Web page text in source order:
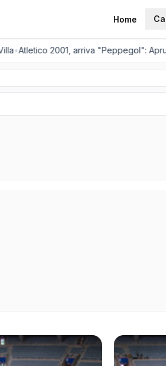
Home
•Atletico 2001, arriva "Peppegol":